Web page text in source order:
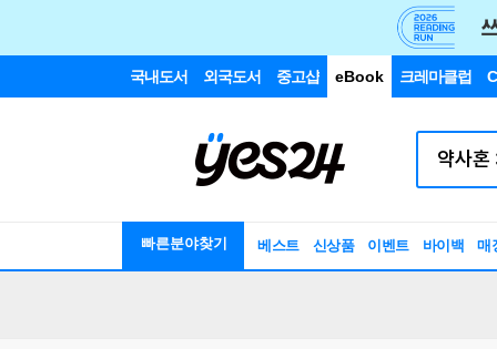
국내도서 외국도서 중고샵 eBook 크레마클럽
빠른분야찾기 베스트 신상품 이벤트 바이백 매